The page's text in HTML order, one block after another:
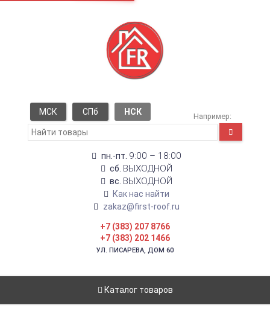
МСК СПб НСК Например:
пн.-пт. 9:00 – 18:00
сб. ВЫХОДНОЙ
вс. ВЫХОДНОЙ
Как нас найти
zakaz@first-roof.ru
+7 (383) 207 8766
+7 (383) 202 1466
УЛ. ПИСАРЕВА, ДОМ 60
Каталог товаров